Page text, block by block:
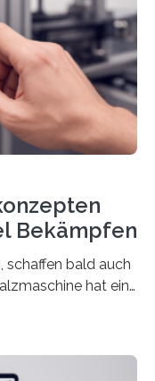
Bekämpfen
schaffen bald auch
hat ein
vereinfacht,
sich auf alle